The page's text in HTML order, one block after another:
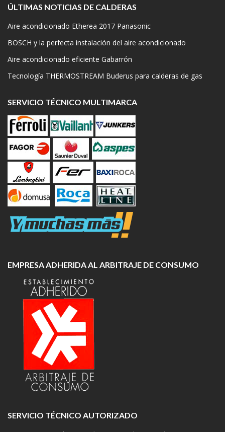
ÚLTIMAS NOTICIAS DE CALDERAS
Aire acondicionado Etherea 2017 Panasonic
BOSCH y la perfecta instalación del aire acondicionado
Aire acondicionado eficiente Gabarrón
Tecnología THERMOSTREAM Buderus para calderas de gas
SERVICIO TÉCNICO MULTIMARCA
EMPRESA ADHERIDA AL ARBITRAJE DE CONSUMO
SERVICIO TÉCNICO AUTORIZADO